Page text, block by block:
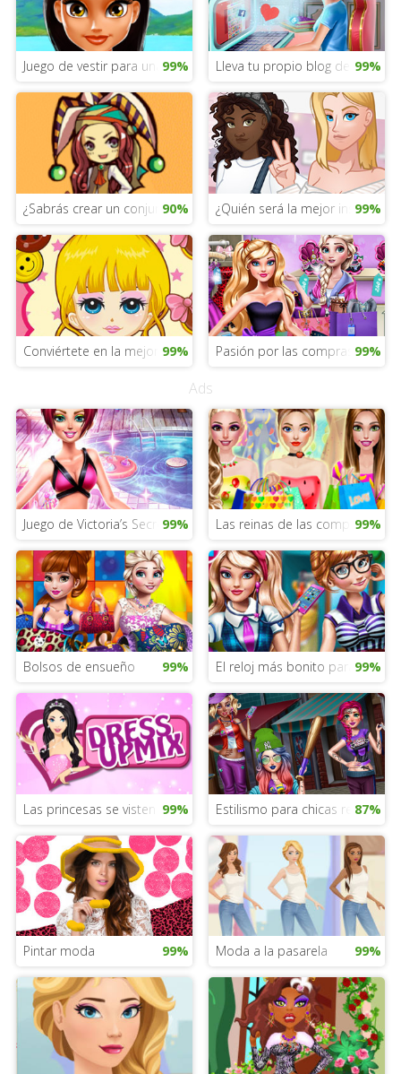
Juego de vestir para una fiesta de disfraces en otoño
99% Lleva tu propio blog de moda
99%
¿Sabrás crear un conjunto hípster?
90% ¿Quién será la mejor 99%
Conviértete en la mejor estilista
99% Pasión por las compras 99%
Ads
Juego de Victoria’s Secret para chicas
99% Las reinas de las compras99%
Bolsos de ensueño 99% El reloj más bonito para chicas
99%
Las princesas se visten de blanco para una velada VIP
99% Estilismo para chicas rebeldes
87%
Pintar moda 99% Moda a la pasarela 99%